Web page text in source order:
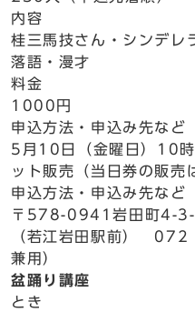
内容
桂三馬技さん・シンデレ
落語・漫才
料金
1000円
申込方法・申込み先など
5月10日（金曜日）10時
ット販売（当日券の販売
申込方法・申込み先な
〒578-0941岩田町4-
（若江岩田駅前）
兼用）
盆踊り講座
とき